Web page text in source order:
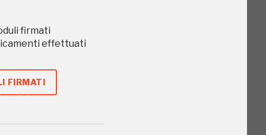
firmati
effettuati
FIRMATI